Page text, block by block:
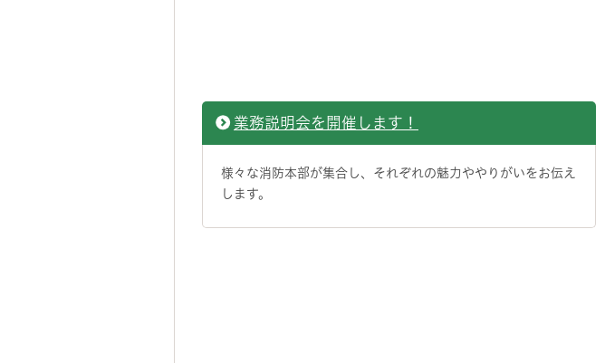
業務説明会を開催します！
様々な消防本部が集合し、それぞれの魅力ややりがいをお伝え
します。